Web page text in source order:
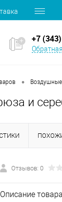
+7
•
и
Отзывов: 0
Описание